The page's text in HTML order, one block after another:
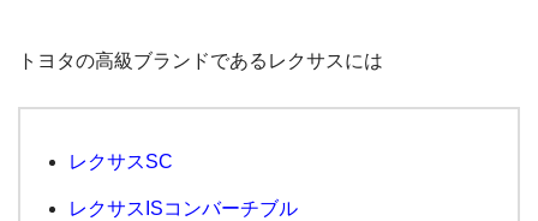
トヨタの高級ブランドであるレクサスには
レクサスSC
レクサスISコンバーチブル